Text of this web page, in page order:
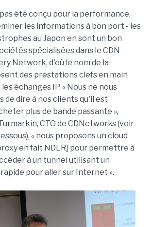
été conçu pour la performance,
les informations à bon port - les
au Japon en sont un bon
spécialisées dans le CDN
Network, d'où le nom de la
des prestations clefs en main
échanges IP. « Nous ne nous
de dire à nos clients qu'il est
plus de bande passante »,
CTO de CDNetworks (voir
« nous proposons un cloud
en fait NDLR] pour permettre à
à un tunnel utilisant un
pour aller sur Internet ».